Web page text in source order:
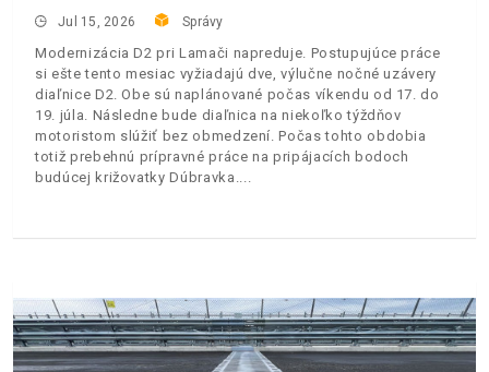
Jul 15, 2026 Správy
Modernizácia D2 pri Lamači napreduje. Postupujúce práce
si ešte tento mesiac vyžiadajú dve, výlučne nočné uzávery
diaľnice D2. Obe sú naplánované počas víkendu od 17. do
19. júla. Následne bude diaľnica na niekoľko týždňov
motoristom slúžiť bez obmedzení. Počas tohto obdobia
totiž prebehnú prípravné práce na pripájacích bodoch
budúcej križovatky Dúbravka.